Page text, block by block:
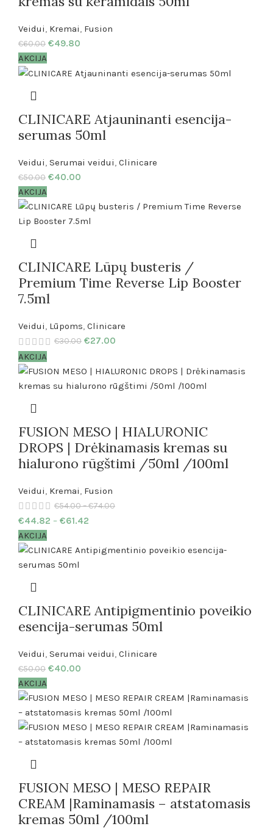
Veidui, Kremai, Fusion
€60.00 €49.80
AKCIJA
CLINICARE Atjauninanti esencija-
serumas 50ml
Veidui, Serumai veidui, Clinicare
€50.00 €40.00
AKCIJA
CLINICARE Lūpų busteris /
Premium Time Reverse Lip Booster
7.5ml
Veidui, Lūpoms, Clinicare
€30.00 €27.00
AKCIJA
FUSION MESO | HIALURONIC
DROPS | Drėkinamasis kremas su
hialurono rūgštimi /50ml /100ml
Veidui, Kremai, Fusion
€54.00 – €74.00
€44.82 – €61.42
AKCIJA
CLINICARE Antipigmentinio poveikio
esencija-serumas 50ml
Veidui, Serumai veidui, Clinicare
€50.00 €40.00
AKCIJA
FUSION MESO | MESO REPAIR
CREAM |Raminamasis – atstatomasis
kremas 50ml /100ml